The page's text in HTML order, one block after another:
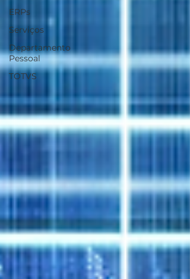
ERPs
Serviços
Departamento
Pessoal
TOTVS